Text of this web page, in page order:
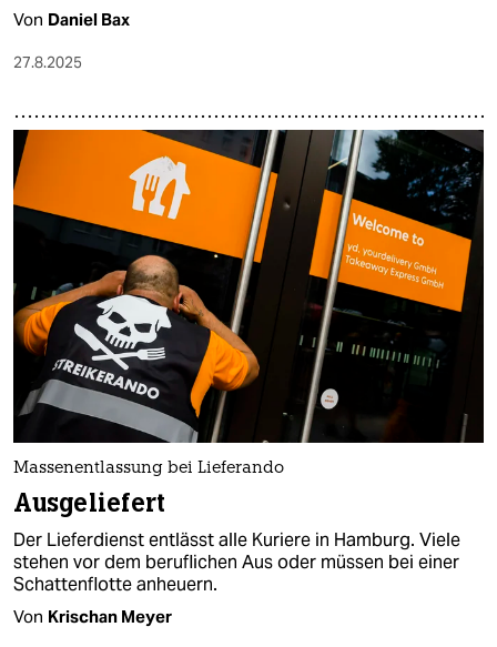
Von Daniel Bax
27.8.2025
Massenentlassung bei Lieferando
Ausgeliefert
Der Lieferdienst entlässt alle Kuriere in Hamburg. Viele
stehen vor dem beruflichen Aus oder müssen bei einer
Schattenflotte anheuern.
Von Krischan Meyer